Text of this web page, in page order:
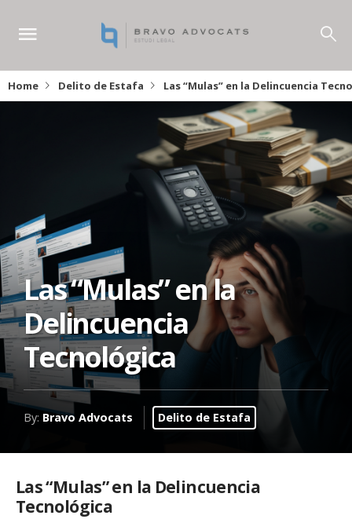
Home Delito de Estafa Las “Mulas” en la Delincuencia
Las “Mulas” en la
Delincuencia
Tecnológica
By: Bravo Advocats Delito de Estafa
Las “Mulas” en la Delincuencia
Tecnológica